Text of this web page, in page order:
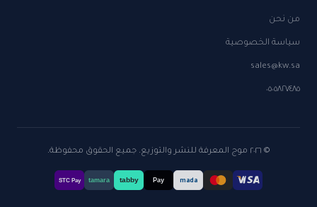
من نحن
سياسة الخصوصية
sales@kw.sa
٠٥٠٥٨٢٧٤٨٥
© ٢٠٢٦ موج المعرفة للنشر والتوزيع. جميع الحقوق محفوظة.
mada
Pay
tabby
tamara
STC Pay